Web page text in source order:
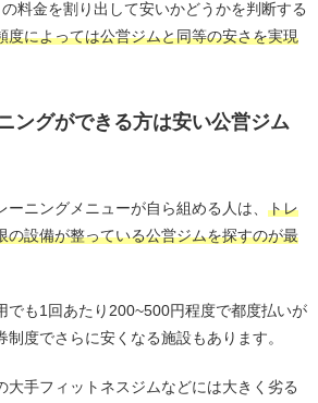
料金を割り出して安いかどうかを判断する
度によっては公営ジムと同等の安さを実現
ングができる方は安い公営ジム
ーニングメニューが自ら組める人は、 トレ
の設備が整っている公営ジムを探すのが最
でも1回あたり200~500円程度で都度払いが
度でさらに安くなる施設もあります。
大手フィットネスジムなどには大きく劣る